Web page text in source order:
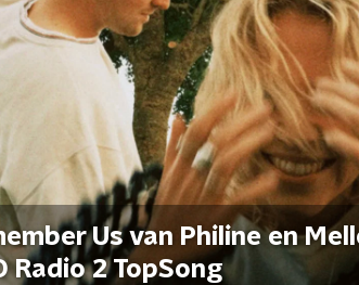
Us van Philine en
Radio 2 TopSong